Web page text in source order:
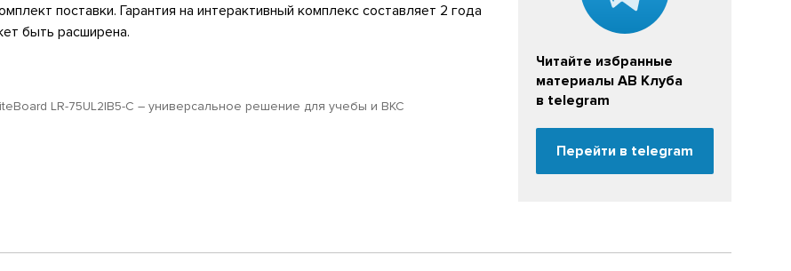
поставки. Гарантия на интерактивный комплекс составляет 2 года
быть расширена.
LR-75UL2IB5-С – универсальное решение для учебы и ВКС
Читайте избранные
материалы АВ Клуба
в telegram
Перейти в telegram